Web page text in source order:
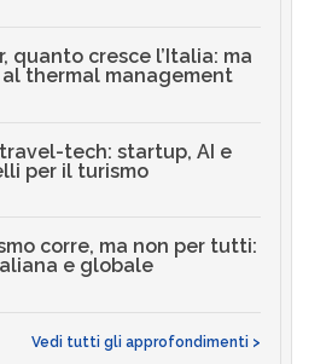
quanto cresce l’Italia: ma
thermal management
tech: startup, AI e
per il turismo
corre, ma non per tutti:
e globale
Vedi tutti gli approfondimenti >